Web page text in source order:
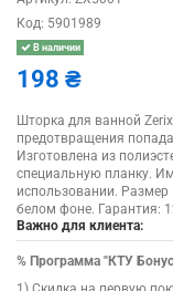
Код: 5901989
В наличии
198 ₴
Шторка для ванной
предотвращения
Изготовлена из
специальную планку.
использовании.
белом фоне. Гарантия:
Важно для клиента:
% Программа "КТУ